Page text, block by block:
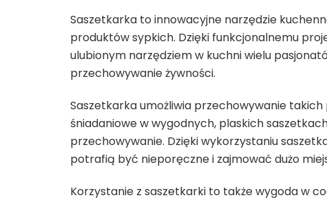
Saszetkarka to innowacyjne narzędzie
produktów sypkich. Dzięki funkcjonalnemu
ulubionym narzędziem w kuchni wielu
przechowywanie żywności.
Saszetkarka umożliwia przechowywanie
śniadaniowe w wygodnych, plaskich
przechowywanie. Dzięki wykorzystaniu
potrafią być nieporęczne i zajmować dużo
Korzystanie z saszetkarki to także wygoda w